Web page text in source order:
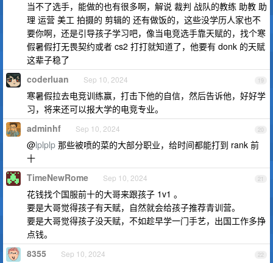
当不了选手，能做的也有很多啊，解说 裁判 战队的教练 助教 助
理 运营 美工 拍摄的 剪辑的 还有做饭的，这些没学历人家也不
要你啊，还是引导孩子学习吧，像当电竞选手靠天赋的，找个寒
假暑假打无畏契约或者 cs2 打打就知道了，他要有 donk 的天赋
这辈子稳了
19
coderluan Sep 10, 2024
寒暑假拉去电竞训练赢，打击下他的自信，然后告诉他，好好学
习，将来还可以报大学的电竞专业。
20
adminhf Sep 10, 2024
@lplplp 那些被喷的菜的大部分职业，给时间都能打到 rank 前
十
21
TimeNewRome Sep 10, 2024
花钱找个国服前十的大哥来跟孩子 1v1 。
要是大哥觉得孩子有天赋，自然就会给孩子推荐青训营。
要是大哥觉得孩子没天赋，不如趁早学一门手艺，出国工作多挣
点钱。
22
8355 Sep 10, 2024